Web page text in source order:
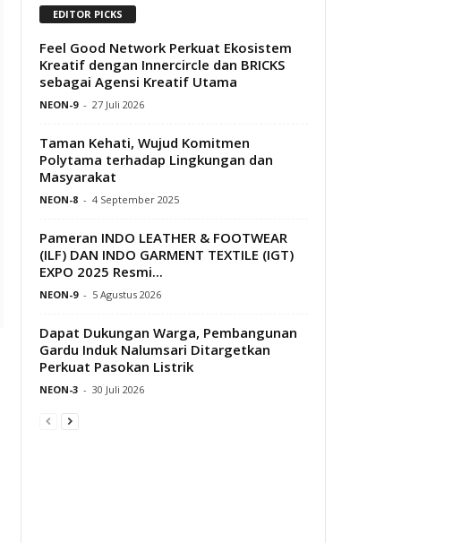
EDITOR PICKS
Feel Good Network Perkuat Ekosistem
Kreatif dengan Innercircle dan BRICKS
sebagai Agensi Kreatif Utama
NEON-9 - 27 Juli 2026
Taman Kehati, Wujud Komitmen
Polytama terhadap Lingkungan dan
Masyarakat
NEON-8 - 4 September 2025
Pameran INDO LEATHER & FOOTWEAR
(ILF) DAN INDO GARMENT TEXTILE (IGT)
EXPO 2025 Resmi...
NEON-9 - 5 Agustus 2026
Dapat Dukungan Warga, Pembangunan
Gardu Induk Nalumsari Ditargetkan
Perkuat Pasokan Listrik
NEON-3 - 30 Juli 2026